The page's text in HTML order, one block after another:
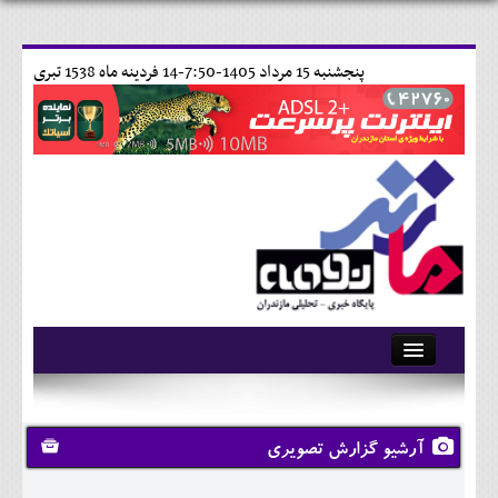
14 فردينه ماه 1538 تبری پنجشنبه 15 مرداد 1405-7:50-
آرشیو
تماس با ما
وبلاگ
آرشیو گزارش تصویری